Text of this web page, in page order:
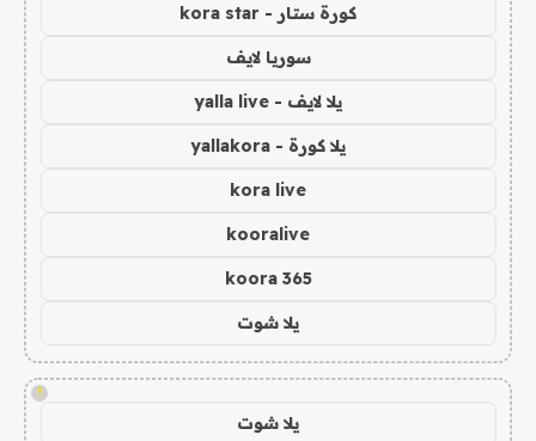
كورة ستار - kora star
سوريا لايف
يلا لايف - yalla live
يلا كورة - yallakora
kora live
kooralive
koora 365
يلا شوت
!
يلا شوت